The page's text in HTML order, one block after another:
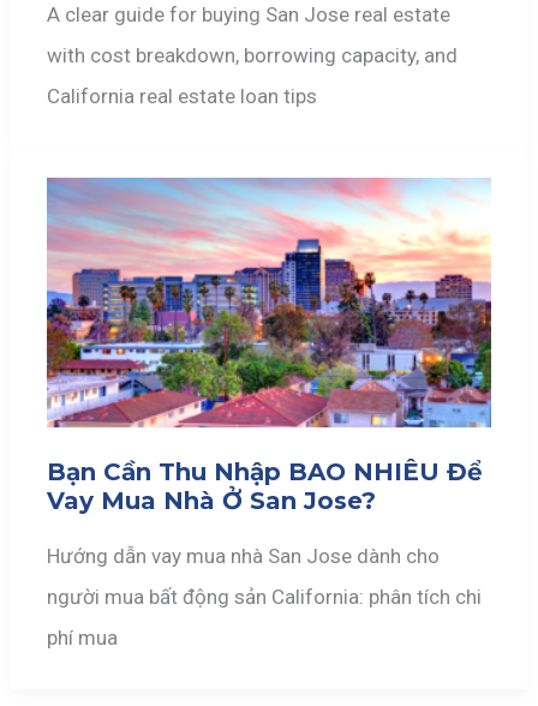
A clear guide for buying San Jose real estate
with cost breakdown, borrowing capacity, and
California real estate loan tips
Bạn Cần Thu Nhập BAO NHIÊU Để
Vay Mua Nhà Ở San Jose?
Hướng dẫn vay mua nhà San Jose dành cho
người mua bất động sản California: phân tích chi
phí mua